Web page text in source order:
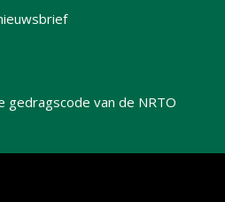
gedragscode van de NRTO